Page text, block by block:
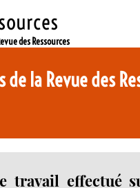
des Ressources
la Revue des
travail effectué